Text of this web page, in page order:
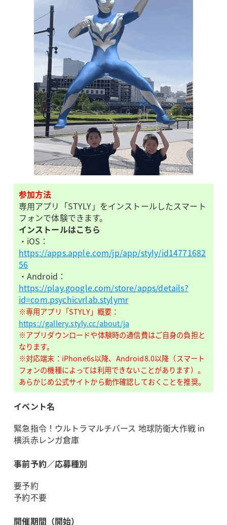
参加方法
専用アプリ「STYLY」をインストールしたスマート
フォンで体験できます。
インストールはこちら
・iOS：
https://apps.apple.com/jp/app/styly/id14771682
56
・Android：
https://play.google.com/store/apps/details?
id=com.psychicvrlab.stylymr
※専用アプリ「STYLY」概要：
https://gallery.styly.cc/about/ja
※アプリダウンロードや体験時の通信費はご自身の負担と
なります。
※対応端末：iPhone6s以降、Android8.0以降（スマート
フォンの機種によっては利用できないことがあります）。
あらかじめ公式サイトから動作確認しておくことを推奨。
イベント名
緊急指令！ウルトラマルチバース 地球防衛大作戦 in
横浜赤レンガ倉庫
事前予約／応募種別
要予約
予約不要
開催期間（開始）